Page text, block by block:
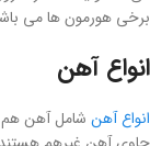
برخی هورمون ها می
انواع آهن
انواع آهن شامل آهن هم